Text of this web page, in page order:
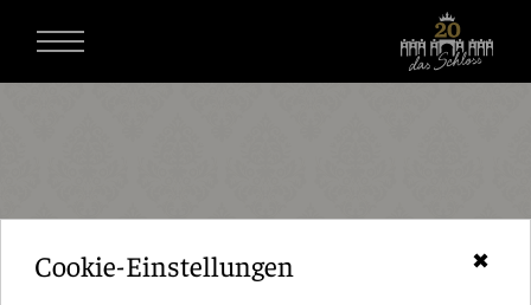
Cookie-Einstellungen ✖